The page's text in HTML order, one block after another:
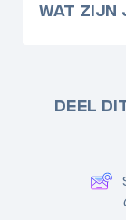
Wat zijn
Deel